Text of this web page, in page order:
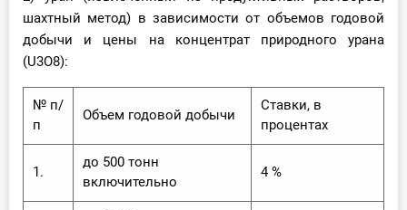
шахтный метод) в зависимости от объемов годовой
добычи и цены на концентрат природного урана
(U3O8):
№ п/
п
Объем годовой добычи
Ставки, в
процентах
1.
до 500 тонн
включительно
4 %